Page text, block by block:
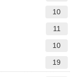
10
11
10
19